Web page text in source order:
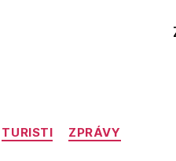
Rubriky
TURISTI ZPRÁVY